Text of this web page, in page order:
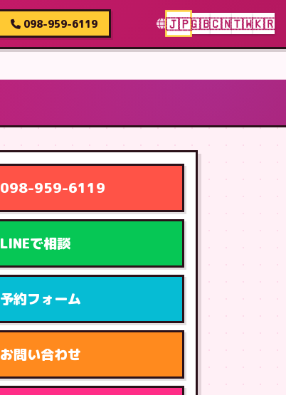
098-959-6119 🇯🇵🇬🇧🇨🇳🇹🇼🇰🇷
098-959-6119
LINEで相談
予約フォーム
お問い合わせ